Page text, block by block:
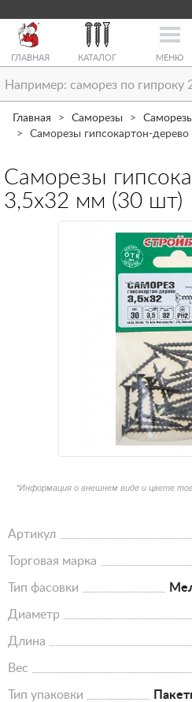
ГЛАВНАЯ КАТАЛОГ МЕНЮ
Главная Саморезы
Саморезы гипсокартон-
Саморезы
3,5х32 мм (30 шт)
*Информация о внешнем виде и цвете
Артикул
Торговая марка
Тип фасовки
Диаметр
Длина
Вес
Тип упаковки